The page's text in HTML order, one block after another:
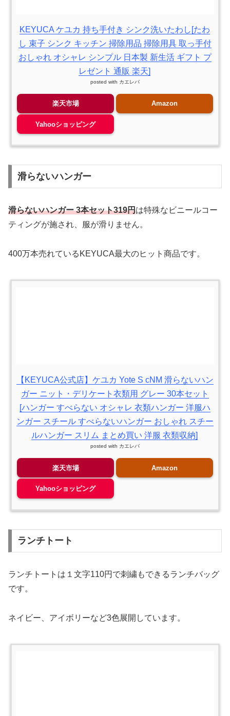
KEYUCA ケユカ 持ち手付き シンク洗いたわし[たわ
し 束子 シンク キッチン 掃除用品 掃除用具 取っ手付
おしゃれ オシャレ シンプル 日本製 新生活 ギフト プ
レゼント 通販 楽天]
posted with カエレバ
楽天市場 Amazon
Yahooショッピング
滑らないハンガー
滑らないハンガー 3本セット319円は特殊なビニールコー
ティングが施され、服が滑りません。
400万本売れているKEYUCA最大のヒット商品です。
【KEYUCA公式店】ケユカ Yote S cNM 滑らないハン
ガー ニット・デリケート衣類用 グレー 30本セット
[ハンガー すべらない オシャレ 衣類ハンガー 洋服ハ
ンガー スチール すべらないハンガー おしゃれ スチー
ルハンガー スリム まとめ買い 洋服 衣類収納]
posted with カエレバ
楽天市場 Amazon
Yahooショッピング
ランチトート
ランチトートは１文字110円で刺繍もできるランチバッグ
です。
ネイビー、アイボリーなど3色展開しています。